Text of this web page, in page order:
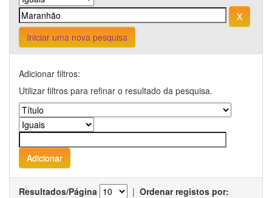
Iniciar uma nova pesquisa
Adicionar filtros:
Utilizar filtros para refinar o resultado da pesquisa.
Resultados/Página | Ordenar registos por: